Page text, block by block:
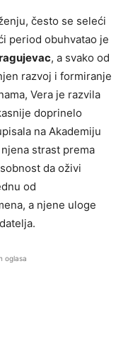
često se seleći
period obuhvatao je
, a svako od
razvoj i formiranje
Vera je razvila
doprinelo
na Akademiju
strast prema
da oživi
od
a njene uloge
oglasa